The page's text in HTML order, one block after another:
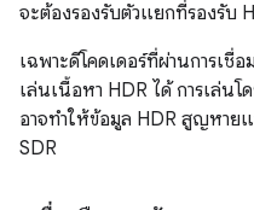
จะต้องรองรับตัวแยกที่รองรับ
เฉพาะดีโคดเดอร์ที่ผ่านการเชื่
เล่นเนื้อหา HDR ได้ การเล่น
อาจทำให้ข้อมูล HDR สูญหาย
SDR